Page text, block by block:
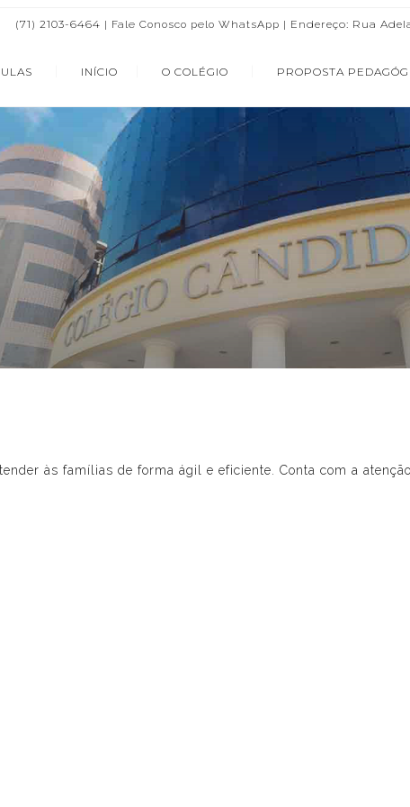
(71) 2103-6464 | Fale Conosco pelo WhatsApp | Endereço: Rua
INÍCIO O COLÉGIO PROPOSTA
às famílias de forma ágil e eficiente. Conta com a